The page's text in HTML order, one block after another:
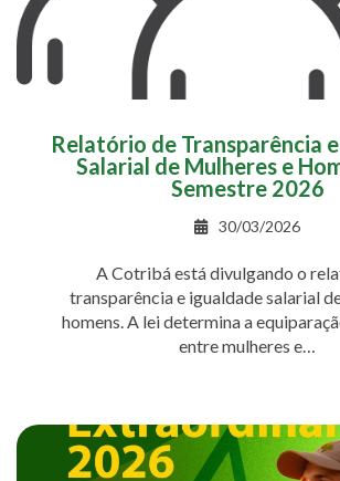
Relatório de Transparência
Salarial de Mulheres e
Semestre 2026
30/03/2026
A Cotribá está divulgando o
transparência e igualdade salarial
homens. A lei determina a
entre mulheres e…